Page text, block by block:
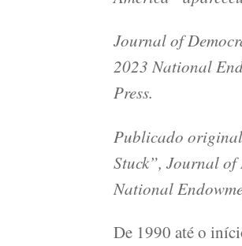
Journal of
2023 National
Press.
Publicado
Stuck”, Journal of
National
De 1990 até o